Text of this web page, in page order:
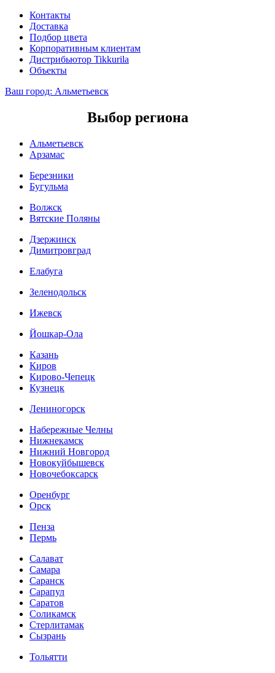
Контакты
Доставка
Подбор цвета
Корпоративным клиентам
Дистрибьютор Tikkurila
Объекты
Ваш город: Альметьевск
Выбор региона
Альметьевск
Арзамас
Березники
Бугульма
Волжск
Вятские Поляны
Дзержинск
Димитровград
Елабуга
Зеленодольск
Ижевск
Йошкар-Ола
Казань
Киров
Кирово-Чепецк
Кузнецк
Лениногорск
Набережные Челны
Нижнекамск
Нижний Новгород
Новокуйбышевск
Новочебоксарск
Оренбург
Орск
Пенза
Пермь
Салават
Самара
Саранск
Сарапул
Саратов
Соликамск
Стерлитамак
Сызрань
Тольятти